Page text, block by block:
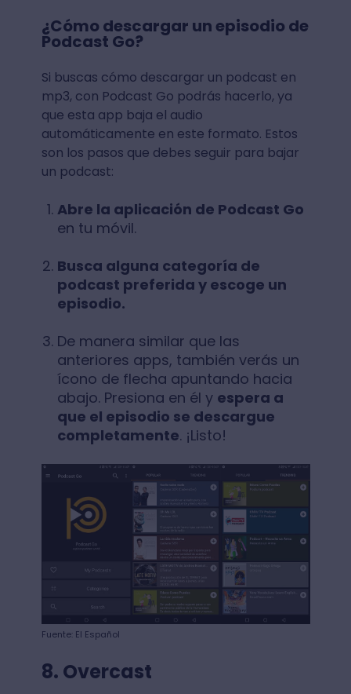
¿Cómo descargar un episodio de
Podcast Go?
Si buscas cómo descargar un podcast en
mp3, con Podcast Go podrás hacerlo, ya
que esta app baja el audio
automáticamente en este formato. Estos
son los pasos que debes seguir para bajar
un podcast:
Abre la aplicación de Podcast Go
en tu móvil.
Busca alguna categoría de
podcast preferida y escoge un
episodio.
De manera similar que las
anteriores apps, también verás un
ícono de flecha apuntando hacia
abajo. Presiona en él y espera a
que el episodio se descargue
completamente. ¡Listo!
Fuente: El Español
8. Overcast